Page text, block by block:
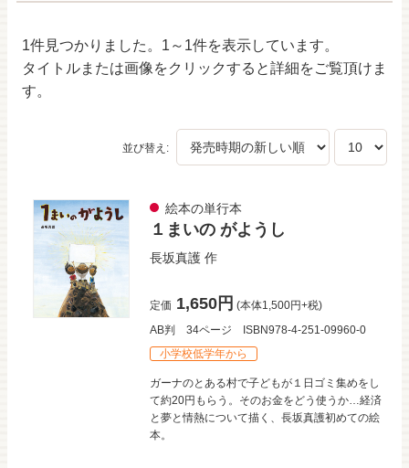
1件見つかりました。 1～1件を表示しています。
タイトルまたは画像をクリックすると詳細をご覧頂けま
す。
並び替え:
絵本の単行本
１まいの がようし
長坂真護 作
定価 1,650円 (本体1,500円+税)
AB判
34ページ
ISBN978-4-251-09960-0
小学校低学年から
ガーナのとある村で子どもが１日ゴミ集めをし
て約20円もらう。そのお金をどう使うか…経済
と夢と情熱について描く、長坂真護初めての絵
本。